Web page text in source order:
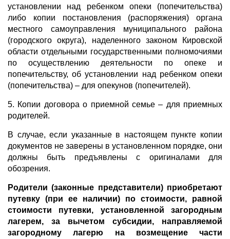
установлении над ребенком опеки (попечительства)
либо копии постановления (распоряжения) органа
местного самоуправления муниципального района
(городского округа), наделенного законом Кировской
области отдельными государственными полномочиями
по осуществлению деятельности по опеке и
попечительству, об установлении над ребенком опеки
(попечительства) – для опекунов (попечителей).
5. Копии договора о приемной семье – для приемных
родителей.
В случае, если указанные в настоящем пункте копии
документов не заверены в установленном порядке, они
должны быть предъявлены с оригиналами для
обозрения.
Родители (законные представители) приобретают
путевку (при ее наличии) по стоимости, равной
стоимости путевки, установленной загородным
лагерем, за вычетом субсидии, направляемой
загородному лагерю на возмещение части